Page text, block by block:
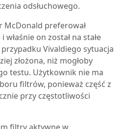
odsłuchowego.
McDonald preferował
on został na stałe
Vivaldiego sytuacja
złożona, niż mogłoby
testu. Użytkownik nie ma
filtrów, ponieważ część z
przy częstotliwości